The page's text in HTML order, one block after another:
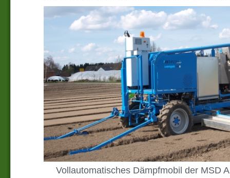
Vollautomatisches Dämpfmobil der MSD